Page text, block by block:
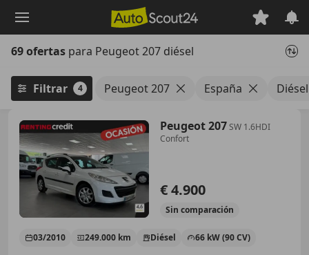
principal
69 ofertas para Peugeot 207 diésel
Filtrar 4 Peugeot 207 España Diésel
Peugeot 207SW 1.6HDI
Confort
€ 4.900
Sin comparación
03/2010 249.000 km Diésel 66 kW (90 CV)